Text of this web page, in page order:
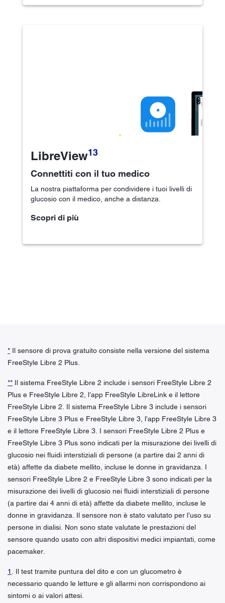
LibreView13
Connettiti con il tuo medico
La nostra piattaforma per condividere i tuoi livelli di
glucosio con il medico, anche a distanza.
Scopri di più
* Il sensore di prova gratuito consiste nella versione del sistema
FreeStyle Libre 2 Plus.
** Il sistema FreeStyle Libre 2 include i sensori FreeStyle Libre 2
Plus e FreeStyle Libre 2, l’app FreeStyle LibreLink e il lettore
FreeStyle Libre 2. Il sistema FreeStyle Libre 3 include i sensori
FreeStyle Libre 3 Plus e FreeStyle Libre 3, l’app FreeStyle Libre 3
e il lettore FreeStyle Libre 3. I sensori FreeStyle Libre 2 Plus e
FreeStyle Libre 3 Plus sono indicati per la misurazione dei livelli di
glucosio nei fluidi interstiziali di persone (a partire dai 2 anni di
età) affette da diabete mellito, incluse le donne in gravidanza. I
sensori FreeStyle Libre 2 e FreeStyle Libre 3 sono indicati per la
misurazione dei livelli di glucosio nei fluidi interstiziali di persone
(a partire dai 4 anni di età) affette da diabete mellito, incluse le
donne in gravidanza. Il sensore non è stato valutato per l’uso su
persone in dialisi. Non sono state valutate le prestazioni del
sensore quando usato con altri dispositivi medici impiantati, come
pacemaker.
1
. Il test tramite puntura del dito e con un glucometro è
necessario quando le letture e gli allarmi non corrispondono ai
sintomi o ai valori attesi.